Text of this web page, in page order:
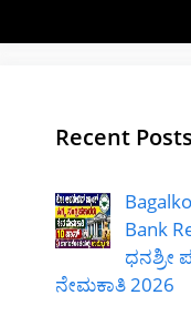
Recent Posts
Bank
ಧನಶ್ರೀ
ನೇಮಕಾತಿ 2026